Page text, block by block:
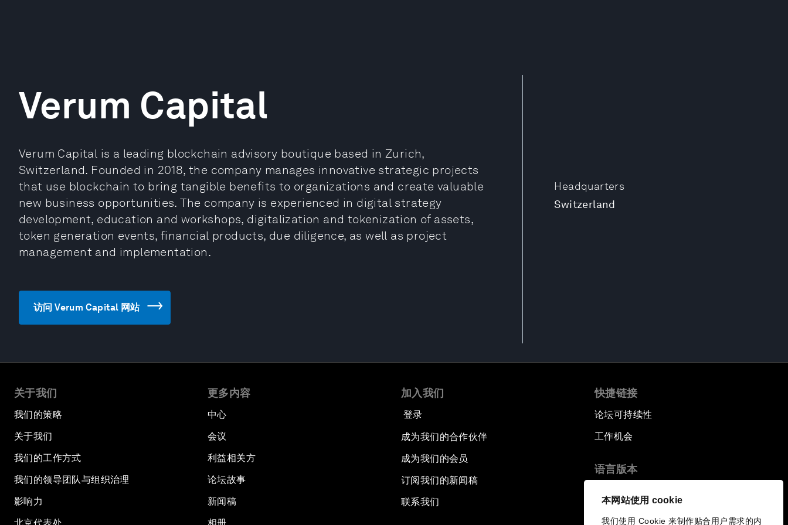
本网站使用 cookie
我们使用 Cookie 来制作贴合用户需求的内
Headquarters
Switzerland
Verum Capital
Verum Capital is a leading blockchain advisory boutique based in Zurich,
Switzerland. Founded in 2018, the company manages innovative strategic projects
that use blockchain to bring tangible benefits to organizations and create valuable
new business opportunities. The company is experienced in digital strategy
development, education and workshops, digitalization and tokenization of assets,
token generation events, financial products, due diligence, as well as project
management and implementation.
访问 Verum Capital 网站
关于我们
我们的策略
关于我们
我们的工作方式
我们的领导团队与组织治理
影响力
更多内容
中心
会议
利益相关方
论坛故事
新闻稿
加入我们
登录
成为我们的合作伙伴
成为我们的会员
订阅我们的新闻稿
联系我们
快捷链接
论坛可持续性
工作机会
语言版本